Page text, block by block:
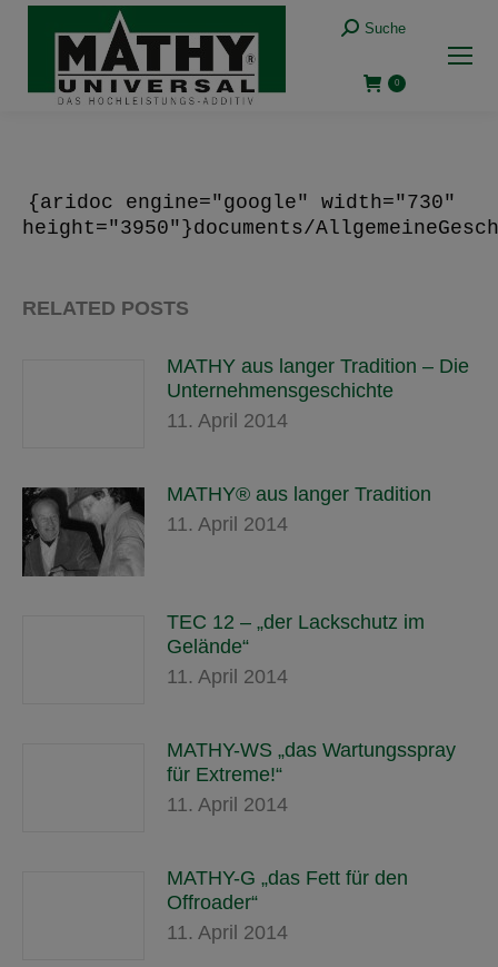
Suche:
Suche
0
{aridoc engine="google" width="730"
height="3950"}documents/
RELATED POSTS
MATHY aus langer Tradition – Die
Unternehmensgeschichte
11. April 2014
MATHY® aus langer Tradition
11. April 2014
TEC 12 – „der Lackschutz im
Gelände“
11. April 2014
MATHY-WS „das Wartungsspray
für Extreme!“
11. April 2014
MATHY-G „das Fett für den
Offroader“
11. April 2014